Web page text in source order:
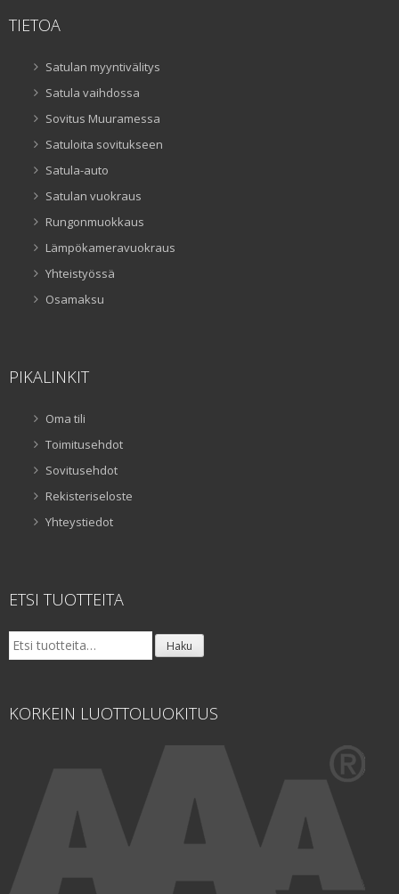
TIETOA
Satulan myyntivälitys
Satula vaihdossa
Sovitus Muuramessa
Satuloita sovitukseen
Satula-auto
Satulan vuokraus
Rungonmuokkaus
Lämpökameravuokraus
Yhteistyössä
Osamaksu
PIKALINKIT
Oma tili
Toimitusehdot
Sovitusehdot
Rekisteriseloste
Yhteystiedot
ETSI TUOTTEITA
Etsi: Haku
KORKEIN LUOTTOLUOKITUS